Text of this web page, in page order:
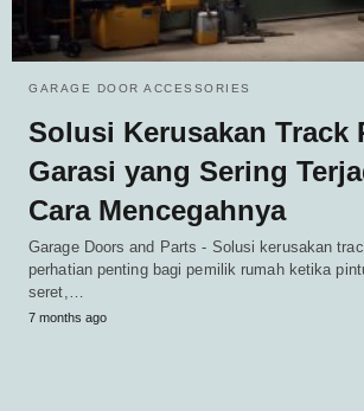
GARAGE DOOR ACCESSORIES
Solusi Kerusakan Track
Garasi yang Sering
Cara Mencegahnya
Garage Doors and Parts - Solusi kerusakan
perhatian penting bagi pemilik rumah ketika
seret,…
7 months ago